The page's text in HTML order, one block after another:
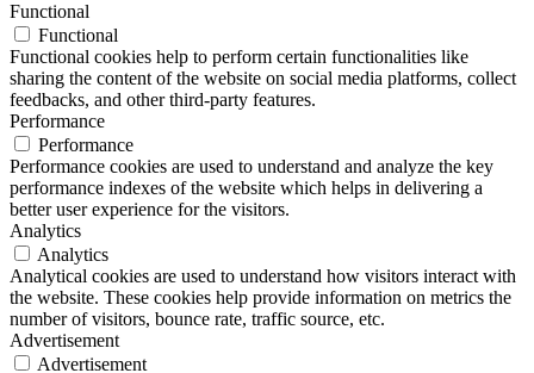
Functional
Functional
Functional cookies help to perform certain functionalities like
sharing the content of the website on social media platforms, collect
feedbacks, and other third-party features.
Performance
Performance
Performance cookies are used to understand and analyze the key
performance indexes of the website which helps in delivering a
better user experience for the visitors.
Analytics
Analytics
Analytical cookies are used to understand how visitors interact with
the website. These cookies help provide information on metrics the
number of visitors, bounce rate, traffic source, etc.
Advertisement
Advertisement